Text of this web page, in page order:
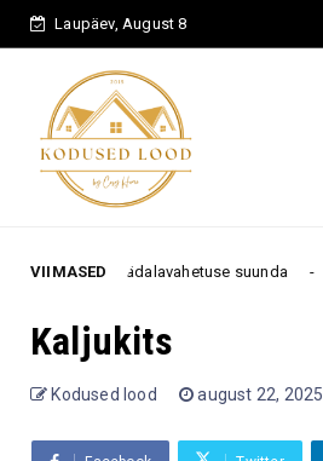
Laupäev, August 8
VIIMASED
nädalavahetuse suunda astroloogia
Kaljukits
Kodused lood august 22, 2025